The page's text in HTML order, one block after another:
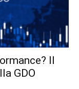
Il
GDO